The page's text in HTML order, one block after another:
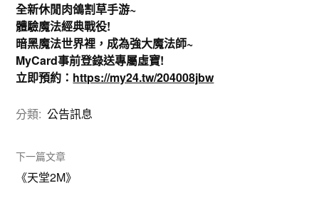
全新休閒肉鴿割草手游~
體驗魔法經典戰役!
暗黑魔法世界裡，成為強大魔法師~
MyCard事前登錄送專屬虛寶!
立即預約： https://my24.tw/204008jbw
分類: 公告訊息
下一篇文章
《天堂2M》